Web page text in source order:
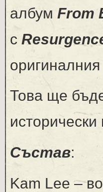
албум From
с
Това ще
Състав:
Kam Lee –